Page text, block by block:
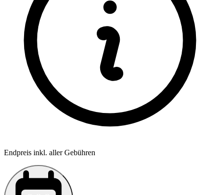
Endpreis inkl. aller Gebühren